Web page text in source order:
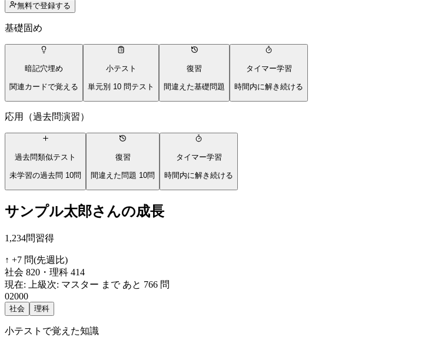
無料で登録する
基礎固め
暗記穴埋め
関連カードで覚える
小テスト
単元別 10 問テスト
復習
間違えた基礎問題
タイマー学習
時間内に解き続ける
応用（過去問演習）
過去問類似テスト
未学習の過去問 10問
復習
間違えた問題 10問
タイマー学習
時間内に解き続ける
サンプル太郎さんの成長
1,234問習得
↑ +7 問(先週比)
社会 820 ・ 理科 414
現在:
上級次: マスター まで あと 766 問
02000
社会 理科
小テストで覚えた知識